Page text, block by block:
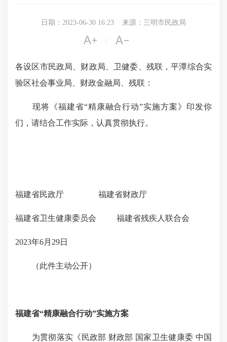
日期：2023-06-30 16:23 来源：三明市民政局
 
各设区市民政局、财政局、卫健委、残联，平潭综合实
验区社会事业局、财政金融局、残联：
现将《福建省“精康融合行动”实施方案》印发你
们，请结合工作实际，认真贯彻执行。
福建省民政厅 福建省财政厅
福建省卫生健康委员会 福建省残疾人联合会
2023年6月29日
（此件主动公开）
福建省“精康融合行动”实施方案
为贯彻落实《民政部 财政部 国家卫生健康委 中国